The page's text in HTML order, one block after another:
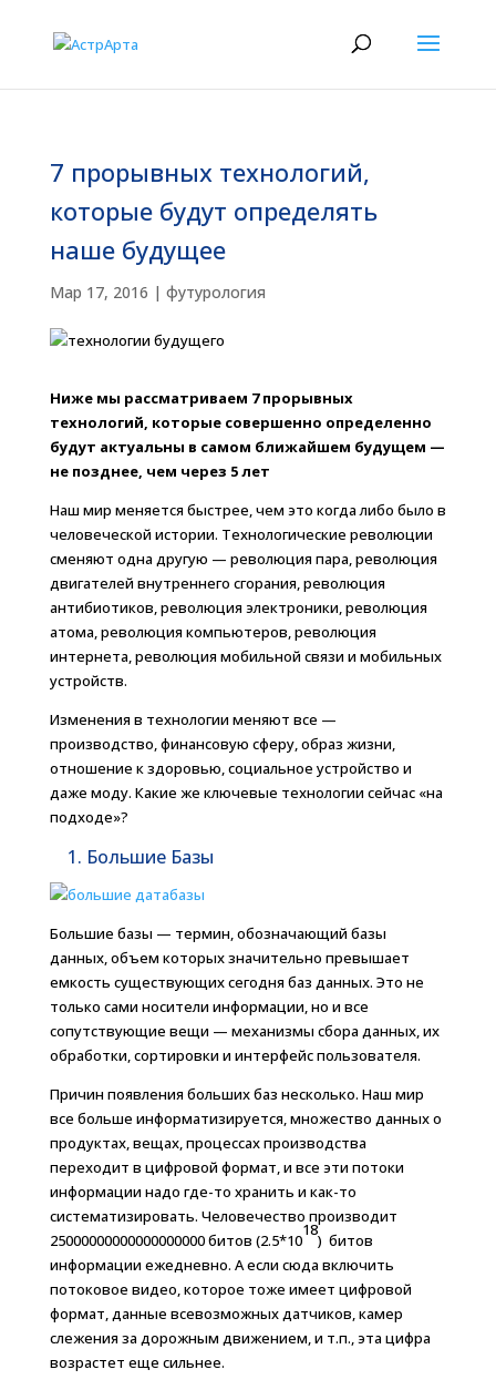
7 прорывных технологий,
которые будут определять
наше будущее
Мар 17, 2016 | футурология
Ниже мы рассматриваем 7 прорывных
технологий, которые совершенно определенно
будут актуальны в самом ближайшем будущем —
не позднее, чем через 5 лет
Наш мир меняется быстрее, чем это когда либо было в
человеческой истории. Технологические революции
сменяют одна другую — революция пара, революция
двигателей внутреннего сгорания, революция
антибиотиков, революция электроники, революция
атома, революция компьютеров, революция
интернета, революция мобильной связи и мобильных
устройств.
Изменения в технологии меняют все —
производство, финансовую сферу, образ жизни,
отношение к здоровью, социальное устройство и
даже моду. Какие же ключевые технологии сейчас «на
подходе»?
1. Большие Базы
Большие базы — термин, обозначающий базы
данных, объем которых значительно превышает
емкость существующих сегодня баз данных. Это не
только сами носители информации, но и все
сопутствующие вещи — механизмы сбора данных, их
обработки, сортировки и интерфейс пользователя.
Причин появления больших баз несколько. Наш мир
все больше информатизируется, множество данных о
продуктах, вещах, процессах производства
переходит в цифровой формат, и все эти потоки
информации надо где-то хранить и как-то
систематизировать. Человечество производит
25000000000000000000 битов (2.5*10
18
) битов
информации ежедневно. А если сюда включить
потоковое видео, которое тоже имеет цифровой
формат, данные всевозможных датчиков, камер
слежения за дорожным движением, и т.п., эта цифра
возрастет еще сильнее.